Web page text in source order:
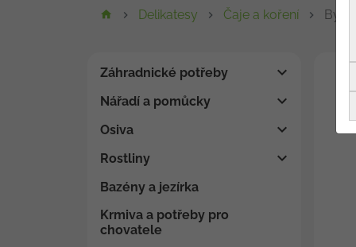
Delikatesy Čaje a koření
Záhradnické potřeby
Nářadí a pomůcky
Osiva
Rostliny
Bazény a jezírka
Krmiva a potřeby pro
chovatele